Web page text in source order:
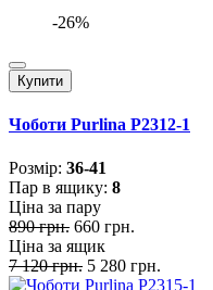
-26%
Купити
Чоботи Purlina P2312-1
Розмiр: 36-41
Пар в ящику: 8
Ціна за пару
890 грн. 660 грн.
Ціна за ящик
7 120 грн. 5 280 грн.